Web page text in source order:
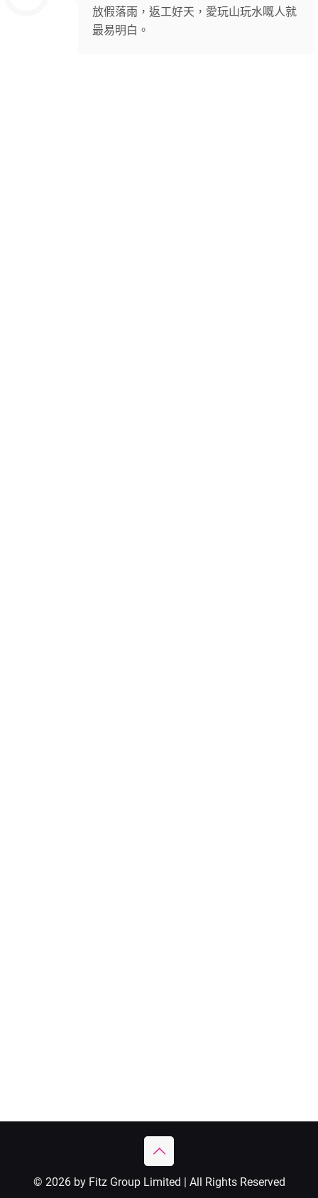
放假落雨，返工好天，愛玩山玩水嘅人就
最易明白。
© 2026 by Fitz Group Limited | All Rights Reserved